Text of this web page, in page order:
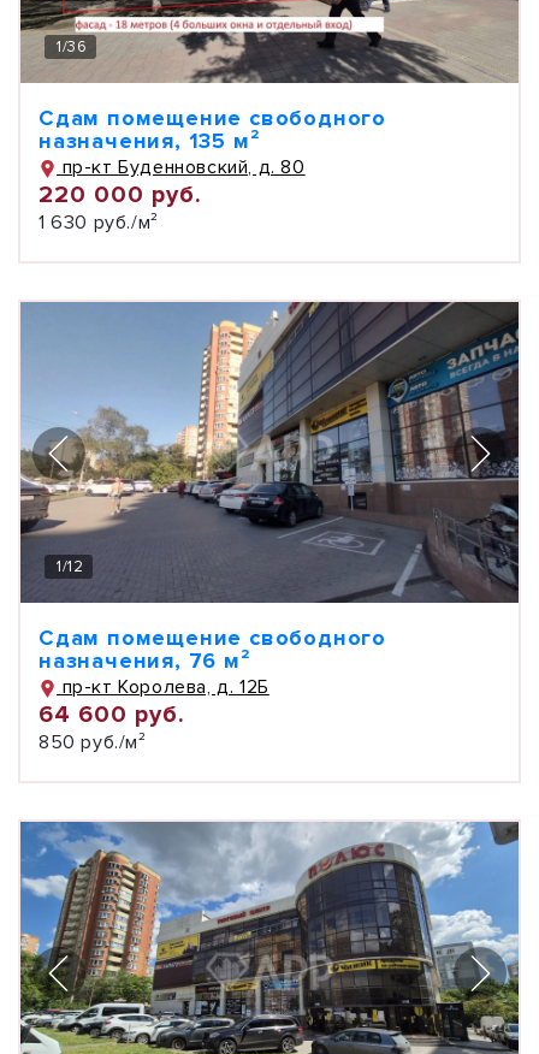
1/36
Сдам помещение свободного
назначения, 135 м²
пр-кт Буденновский, д. 80
220 000 руб.
1 630 руб./м²
1/12
Сдам помещение свободного
назначения, 76 м²
пр-кт Королева, д. 12Б
64 600 руб.
850 руб./м²